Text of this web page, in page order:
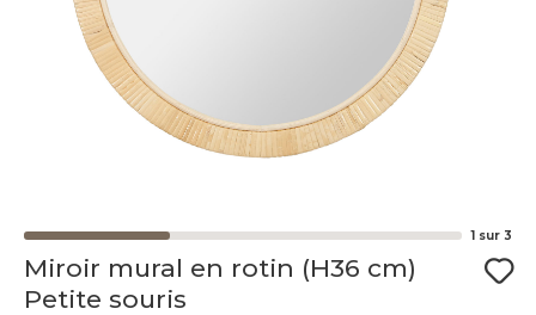
1 sur 3
Miroir mural en rotin (H36 cm)
Petite souris